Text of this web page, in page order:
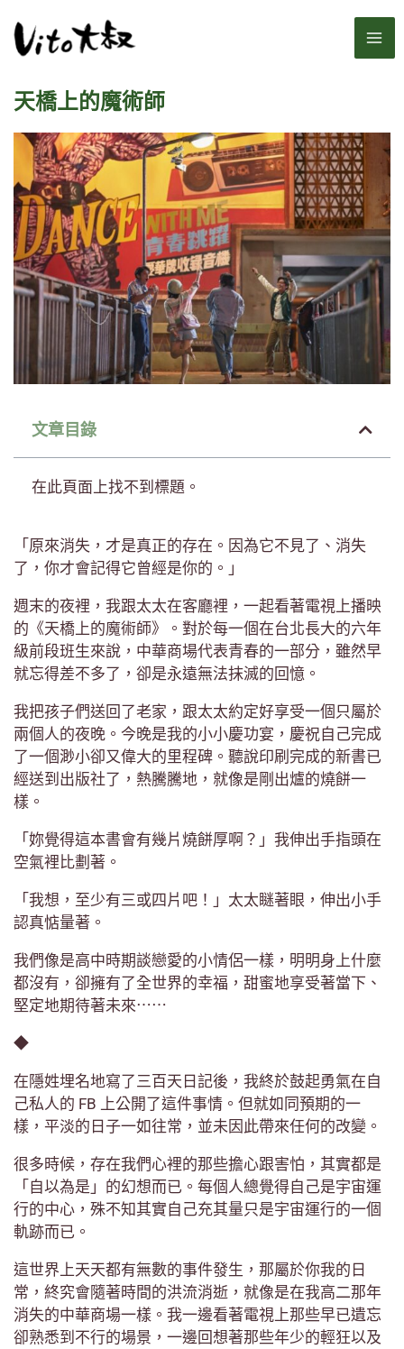
至
天橋上的魔術師
文章目錄
在此頁面上找不到標題。
「原來消失，才是真正的存在。因為它不見了、消失
了，你才會記得它曾經是你的。」
週末的夜裡，我跟太太在客廳裡，一起看著電視上播映
的《天橋上的魔術師》。對於每一個在台北長大的六年
級前段班生來說，中華商場代表青春的一部分，雖然早
就忘得差不多了，卻是永遠無法抹滅的回憶。
我把孩子們送回了老家，跟太太約定好享受一個只屬於
兩個人的夜晚。今晚是我的小小慶功宴，慶祝自己完成
了一個渺小卻又偉大的里程碑。聽說印刷完成的新書已
經送到出版社了，熱騰騰地，就像是剛出爐的燒餅一
樣。
「妳覺得這本書會有幾片燒餅厚啊？」我伸出手指頭在
空氣裡比劃著。
「我想，至少有三或四片吧！」太太瞇著眼，伸出小手
認真惦量著。
我們像是高中時期談戀愛的小情侶一樣，明明身上什麼
都沒有，卻擁有了全世界的幸福，甜蜜地享受著當下、
堅定地期待著未來⋯⋯
◆
在隱姓埋名地寫了三百天日記後，我終於鼓起勇氣在自
己私人的 FB 上公開了這件事情。但就如同預期的一
樣，平淡的日子一如往常，並未因此帶來任何的改變。
很多時候，存在我們心裡的那些擔心跟害怕，其實都是
「自以為是」的幻想而已。每個人總覺得自己是宇宙運
行的中心，殊不知其實自己充其量只是宇宙運行的一個
軌跡而已。
這世界上天天都有無數的事件發生，那屬於你我的日
常，終究會隨著時間的洪流消逝，就像是在我高二那年
消失的中華商場一樣。我一邊看著電視上那些早已遺忘
卻熟悉到不行的場景，一邊回想著那些年少的輕狂以及